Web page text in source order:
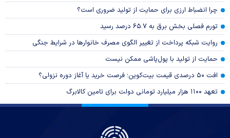
چرا انضباط ارزی برای حمایت از تولید ضروری است؟
تورم فصلی بخش برق به ۶۵.۷ درصد رسید
روایت شبکه پرداخت از تغییر الگوی مصرف خانوار‌ها در شرایط جنگی
حمایت از تولید با پول‌پاشی ممکن نیست
افت ۵۰ درصدی قیمت بیت‌کوین؛ فرصت خرید یا آغاز دوره نزولی؟
تعهد ۱۱۰۰ هزار میلیارد تومانی دولت برای تامین کالابرگ